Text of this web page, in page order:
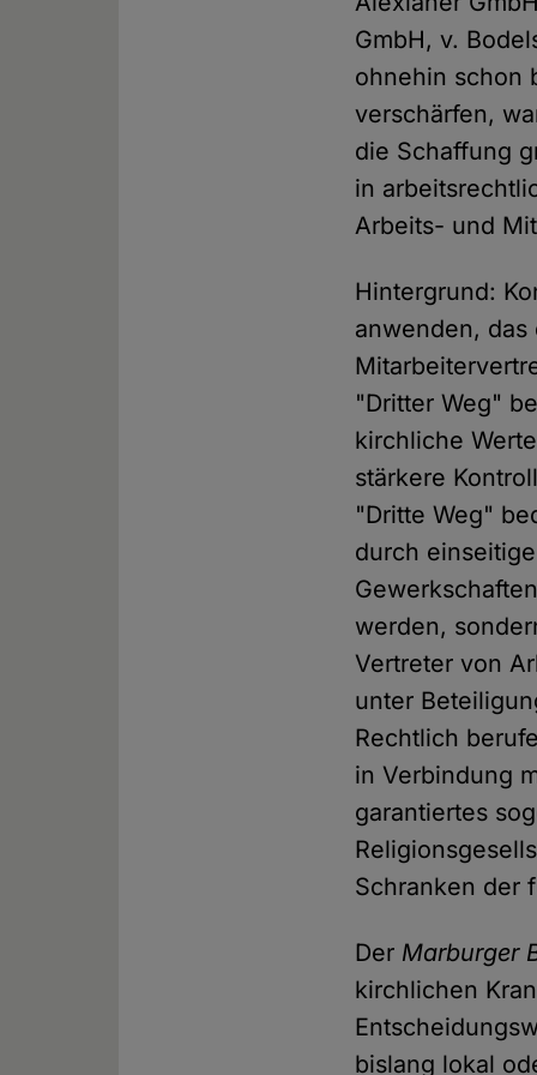
GmbH, v.
ohnehin schon
verschärfen,
die Schaffung
in
Arbeits- und
Hintergrund:
anwenden,
"Dritter Weg"
kirchliche
stärkere
"Dritte Weg"
durch
werden,
Vertreter von
unter
Rechtlich
in Verbindung
garantiertes
Schranken der
Der Marburger
kirchlichen
bislang lokal